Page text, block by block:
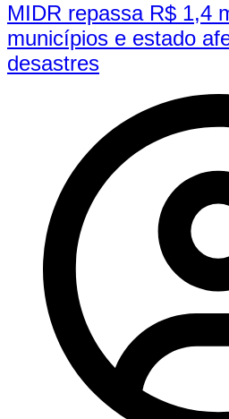
MIDR repassa R$ 1,4
municípios e estado
desastres